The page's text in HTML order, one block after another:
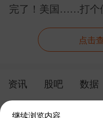
完了！美国……打
点击
资讯 股吧 数据
继续浏览内容